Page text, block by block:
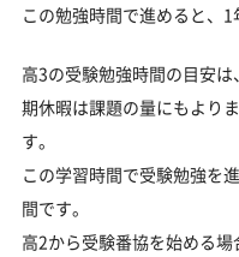
この勉強時間で進めると、1
高3の受験勉強時間の目安
期休暇は課題の量にもより
す。
この学習時間で受験勉強を
間です。
高2から受験番協を始める